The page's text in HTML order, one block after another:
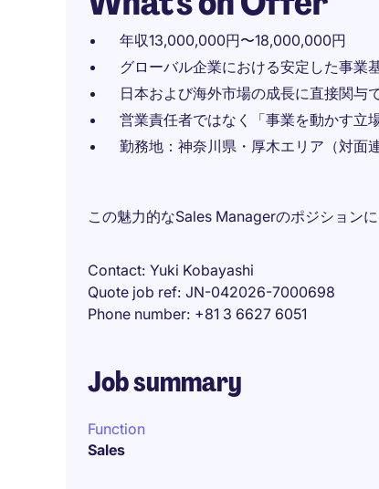
年収13,000,000円〜18,000,000円
グローバル企業における安定した事業
日本および海外市場の成長に直接関与
営業責任者ではなく「事業を動かす立
勤務地：神奈川県・厚木エリア（対面
この魅力的なSales Managerのポジション
Contact Yuki Kobayashi
Quote job ref JN-042026-7000698
Phone number +81 3 6627 6051
Job summary
Function
Sales